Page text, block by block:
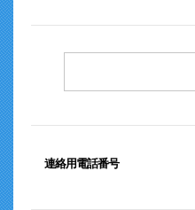
連絡用電話番号